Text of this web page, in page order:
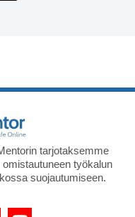
tarjotaksemme
työkalun
suojautumiseen.